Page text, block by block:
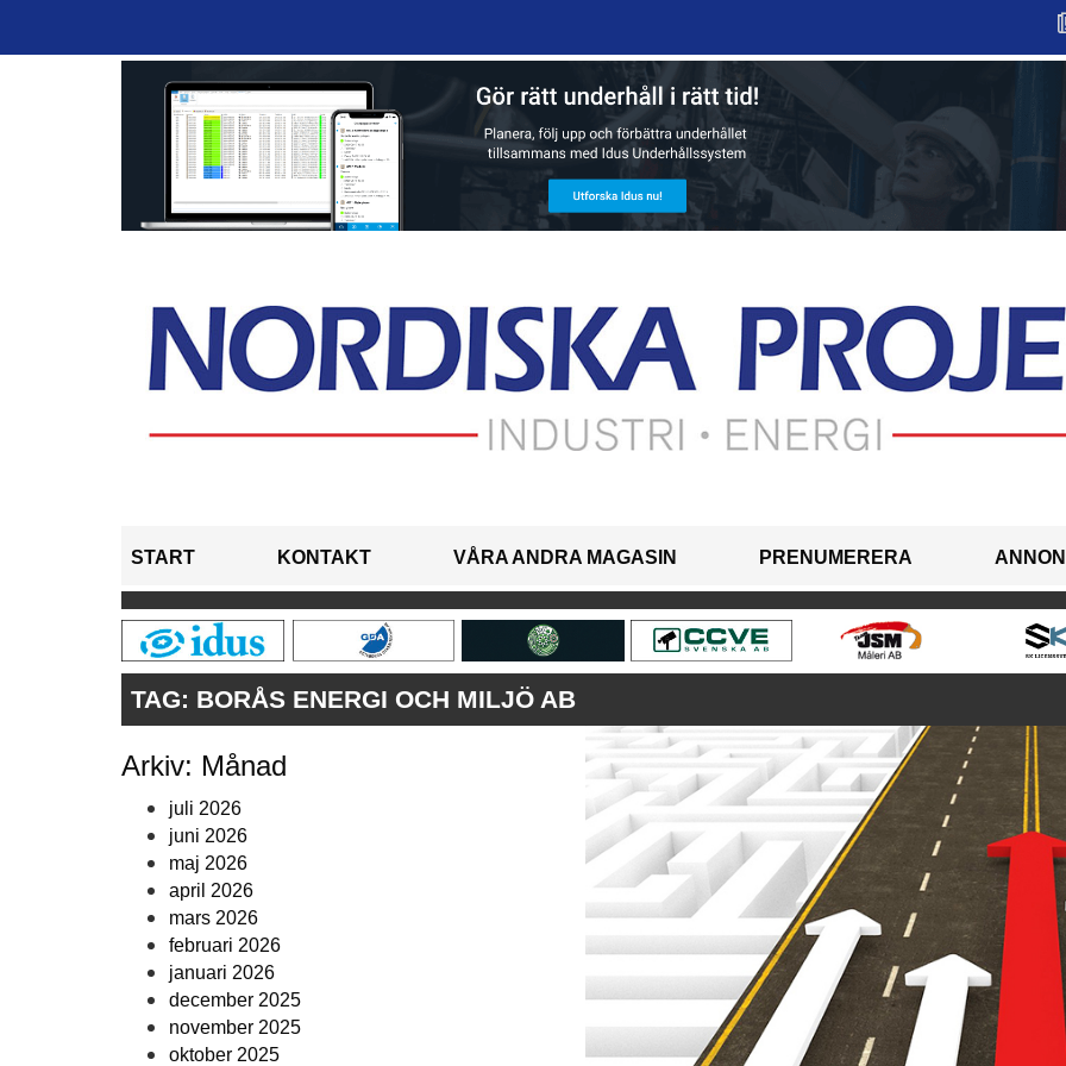
START KONTAKT VÅRA ANDRA MAGASIN PRENUMERERA
TAG: BORÅS ENERGI OCH MILJÖ AB
Arkiv: Månad
juli 2026
juni 2026
maj 2026
april 2026
mars 2026
februari 2026
januari 2026
december 2025
november 2025
oktober 2025